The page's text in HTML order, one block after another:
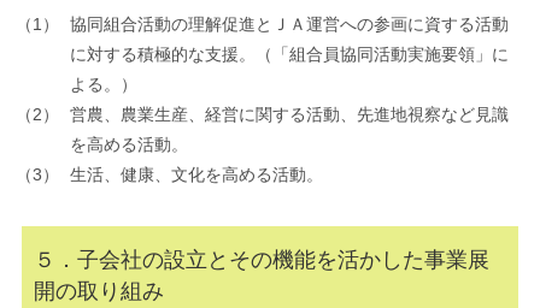
協同組合活動の理解促進とＪＡ運営への参画に資する活動
に対する積極的な支援。（「組合員協同活動実施要領」に
よる。）
営農、農業生産、経営に関する活動、先進地視察など見識
を高める活動。
生活、健康、文化を高める活動。
５．子会社の設立とその機能を活かした事業展
開の取り組み